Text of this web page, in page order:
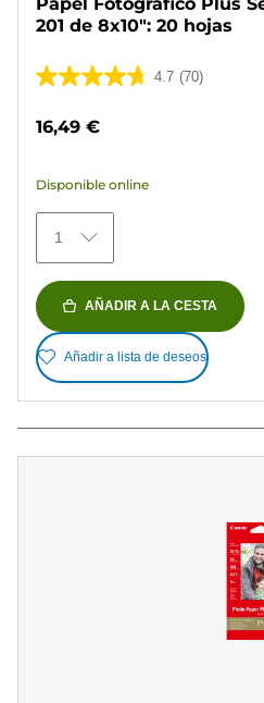
201 de 8x10": 20 hojas
4.7 (70)
4.7
70
reseñas
16,49 €
Disponible online
1
AÑADIR A LA CESTA
Añadir a lista de deseos